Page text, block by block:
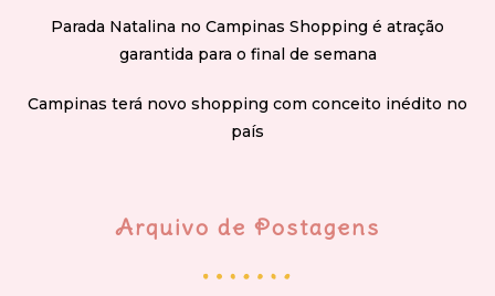
Parada Natalina no Campinas Shopping é atração
garantida para o final de semana
Campinas terá novo shopping com conceito inédito no
país
Arquivo de Postagens